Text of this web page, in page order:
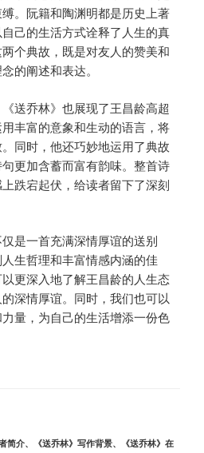
。阮籍和陶渊明都是历史上著
己的生活方式诠释了人生的真
个典故，既是对友人的赞美和
的阐述和表达。
送乔林》也展现了王昌龄高超
丰富的意象和生动的语言，将
同时，他还巧妙地运用了典故
更加含蓄而富有韵味。整首诗
跌宕起伏，给读者留下了深刻
是一首充满深情厚谊的送别
生哲理和丰富情感内涵的佳
更深入地了解王昌龄的人生态
深情厚谊。同时，我们也可以
量，为自己的生活增添一份色
简介、 《送乔林》写作背景、
《送乔林》在